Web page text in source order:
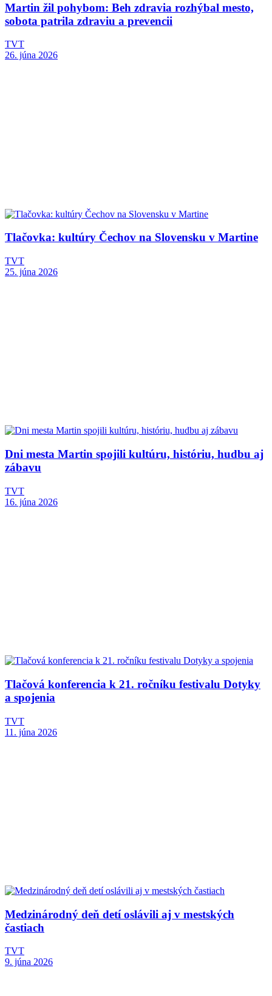
Martin žil pohybom: Beh zdravia rozhýbal mesto,
sobota patrila zdraviu a prevencii
TVT
26. júna 2026
Tlačovka: kultúry Čechov na Slovensku v Martine
TVT
25. júna 2026
Dni mesta Martin spojili kultúru, históriu, hudbu aj
zábavu
TVT
16. júna 2026
Tlačová konferencia k 21. ročníku festivalu Dotyky
a spojenia
TVT
11. júna 2026
Medzinárodný deň detí oslávili aj v mestských
častiach
TVT
9. júna 2026